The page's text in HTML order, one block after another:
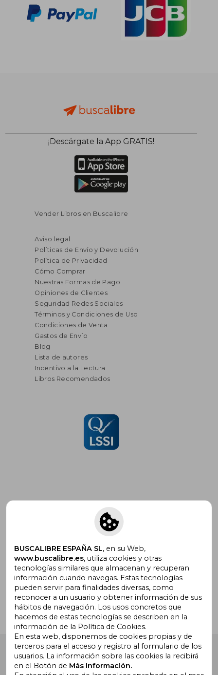
¡Descárgate la App GRATIS!
Vender Libros en Buscalibre
Aviso legal
Políticas de Envío y Devolución
Política de Privacidad
Cómo Comprar
Nuestras Formas de Pago
Opiniones de Clientes
Seguridad Redes Sociales
Términos y Condiciones de Uso
Condiciones de Venta
Gastos de Envío
Blog
Lista de autores
Incentivo a la Lectura
Libros Recomendados
Suscríbete para recibir ofertas y
promociones
¿Necesitas ayuda?
Ir a Centro de Soporte
Buscalibre España . Calle Energía, 65, Nave 3 (08940),
Cornellà de Llobregat, Barcelona. Derechos Reservados.
BUSCALIBRE ESPAÑA SL, en su Web,
www.buscalibre.es, utiliza cookies y otras
tecnologías similares que almacenan y recuperan
información cuando navegas. Estas tecnologías
pueden servir para finalidades diversas, como
reconocer a un usuario y obtener información de sus
hábitos de navegación. Los usos concretos que
hacemos de estas tecnologías se describen en la
información de la Política de Cookies.
En esta web, disponemos de cookies propias y de
terceros para el acceso y registro al formulario de los
usuarios. La información sobre las cookies la recibirá
en el Botón de Más Información.